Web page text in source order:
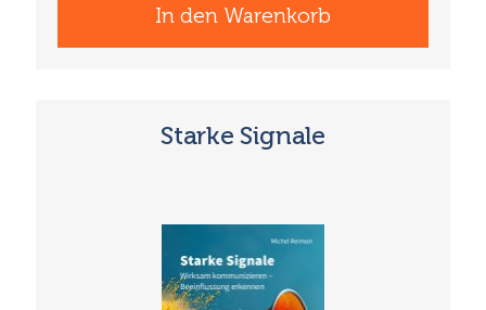
In den Warenkorb
Starke Signale